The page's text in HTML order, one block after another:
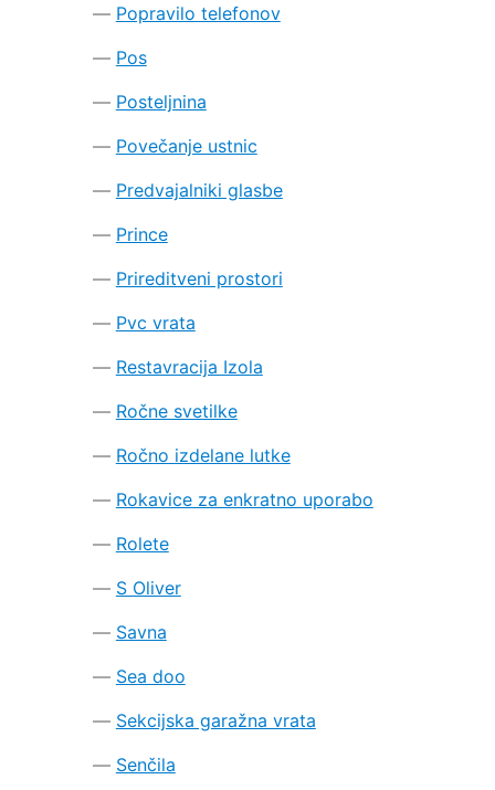
Popravilo telefonov
Pos
Posteljnina
Povečanje ustnic
Predvajalniki glasbe
Prince
Prireditveni prostori
Pvc vrata
Restavracija Izola
Ročne svetilke
Ročno izdelane lutke
Rokavice za enkratno uporabo
Rolete
S Oliver
Savna
Sea doo
Sekcijska garažna vrata
Senčila